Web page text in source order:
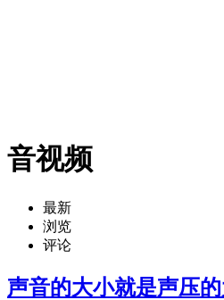
音视频
最新
浏览
评论
声音的大小就是声压